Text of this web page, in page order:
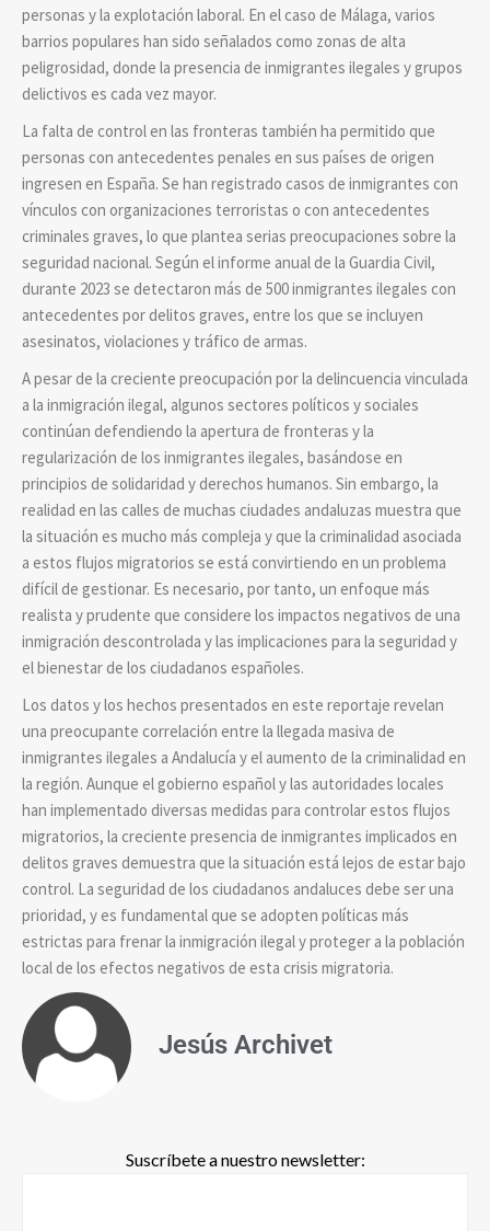
personas y la explotación laboral. En el caso de Málaga, varios
barrios populares han sido señalados como zonas de alta
peligrosidad, donde la presencia de inmigrantes ilegales y grupos
delictivos es cada vez mayor.
La falta de control en las fronteras también ha permitido que
personas con antecedentes penales en sus países de origen
ingresen en España. Se han registrado casos de inmigrantes con
vínculos con organizaciones terroristas o con antecedentes
criminales graves, lo que plantea serias preocupaciones sobre la
seguridad nacional. Según el informe anual de la Guardia Civil,
durante 2023 se detectaron más de 500 inmigrantes ilegales con
antecedentes por delitos graves, entre los que se incluyen
asesinatos, violaciones y tráfico de armas.
A pesar de la creciente preocupación por la delincuencia vinculada
a la inmigración ilegal, algunos sectores políticos y sociales
continúan defendiendo la apertura de fronteras y la
regularización de los inmigrantes ilegales, basándose en
principios de solidaridad y derechos humanos. Sin embargo, la
realidad en las calles de muchas ciudades andaluzas muestra que
la situación es mucho más compleja y que la criminalidad asociada
a estos flujos migratorios se está convirtiendo en un problema
difícil de gestionar. Es necesario, por tanto, un enfoque más
realista y prudente que considere los impactos negativos de una
inmigración descontrolada y las implicaciones para la seguridad y
el bienestar de los ciudadanos españoles.
Los datos y los hechos presentados en este reportaje revelan
una preocupante correlación entre la llegada masiva de
inmigrantes ilegales a Andalucía y el aumento de la criminalidad en
la región. Aunque el gobierno español y las autoridades locales
han implementado diversas medidas para controlar estos flujos
migratorios, la creciente presencia de inmigrantes implicados en
delitos graves demuestra que la situación está lejos de estar bajo
control. La seguridad de los ciudadanos andaluces debe ser una
prioridad, y es fundamental que se adopten políticas más
estrictas para frenar la inmigración ilegal y proteger a la población
local de los efectos negativos de esta crisis migratoria.
Jesús Archivet
Suscríbete a nuestro newsletter: